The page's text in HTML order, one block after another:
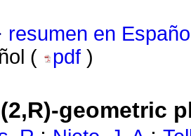
resumen en
(
pdf )
geometric